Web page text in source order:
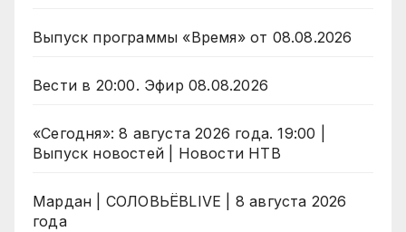
Выпуск программы «Время» от 08.08.2026
Вести в 20:00. Эфир 08.08.2026
«Сегодня»: 8 августа 2026 года. 19:00 |
Выпуск новостей | Новости НТВ
Мардан | СОЛОВЬЁВLIVE | 8 августа 2026
года